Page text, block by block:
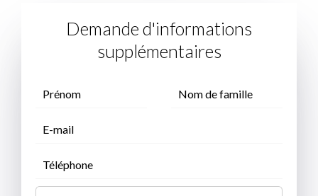
Demande d'informations
supplémentaires